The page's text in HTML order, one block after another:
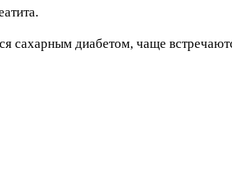
диабетом, чаще